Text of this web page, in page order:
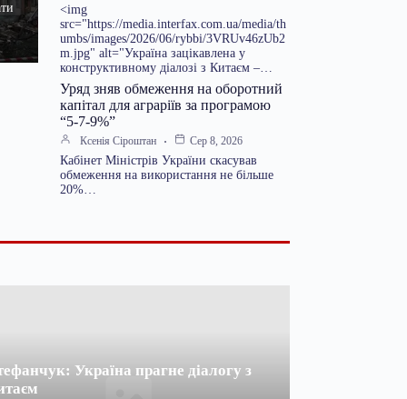
<img
src="https://media.interfax.com.ua/media/th
umbs/images/2026/06/rybbi/3VRUv46zUb2
m.jpg" alt="Україна зацікавлена у
конструктивному діалозі з Китаєм –…
Уряд зняв обмеження на оборотний
капітал для аграріїв за програмою
“5-7-9%”
Ксенія Сіроштан Сер 8, 2026
Кабінет Міністрів України скасував
обмеження на використання не більше
20%…
Україна прагне діалогу з